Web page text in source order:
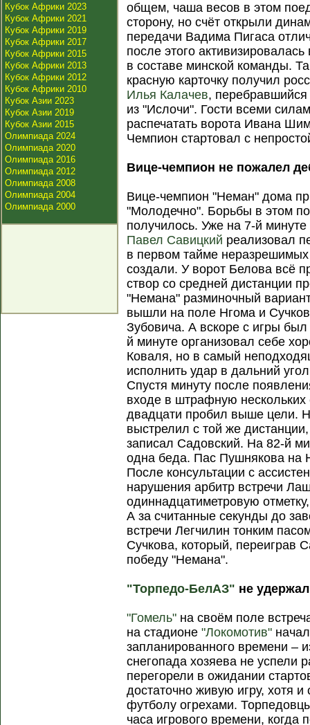
Кубок Африки 2023
Кубок Африки 2021
Кубок Африки 2019
Кубок Африки 2017
Кубок Африки 2015
Кубок Африки 2013
Кубок Африки 2012
Кубок Африки 2010
Кубок Азии 2023
Кубок Азии 2019
Кубок Азии 2015
Олимпиада 2024
Олимпиада 2020
Олимпиада 2016
Олимпиада 2012
Олимпиада 2008
Олимпиада 2004
Олимпиада 2000
общем, чаша весов в этом
сторону, но счёт открыли
передачи Вадима Пигаса
после этого
в составе минской команды.
красную карточку получил
Илья Калачев,
из "Ислочи". Гости всеми
распечатать ворота Ивана
Чемпион стартовал с
Вице-чемпион не пожалел
Вице-чемпион "Неман" дома
"Молодечно". Борьбы в этом
получилось. Уже на 7-й
Павел Савицкий реализовал
в первом тайме
создали. У ворот Белова всё
створ со средней дистанции
"Немана" разминочный
вышли на поле Нгома и
Зубовича. А вскоре с игры
й минуте организовал себе
Коваля, но в самый
исполнить удар в дальний
Спустя минуту после
входе в штрафную нескольких
двадцати пробил выше цели.
выстрелил с той же
записал Садовский. На 82-й
одна беда. Пас Пушнякова на
После консультации с
нарушения арбитр встречи
одиннадцатиметровую
А за считанные секунды до
встречи Легчилин тонким
Сучкова, который, переиграв
победу "Немана".
"Торпедо-БелАЗ" не
"Гомель" на своём поле
на стадионе"Локомотив"
запланированного времени –
снегопада хозяева не успели
перегорели в ожидании
достаточно живую игру, хотя
футболу огрехами.
часа игрового времени,